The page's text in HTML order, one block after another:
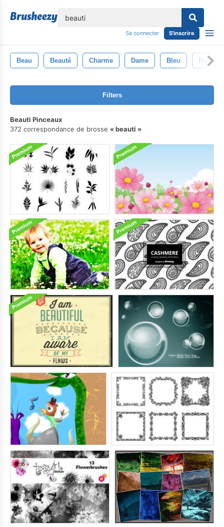
Se connecter S'inscrire
Beau Beauté Charme Dame Bleu
Filters
Beauti Pinceaux
372 correspondance de brosse
beauti